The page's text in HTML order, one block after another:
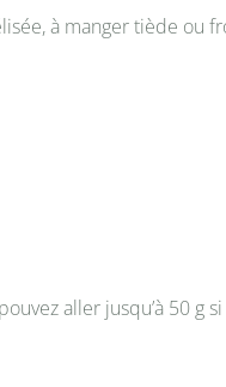
à manger tiède
aller jusqu’à 50 g